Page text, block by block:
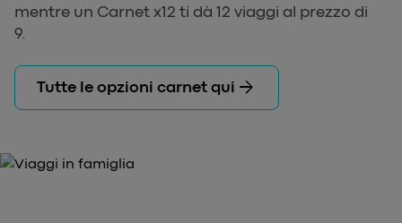
mentre un Carnet x12 ti dà 12 viaggi al prezzo di
9.
Tutte le opzioni carnet qui arrow_forward